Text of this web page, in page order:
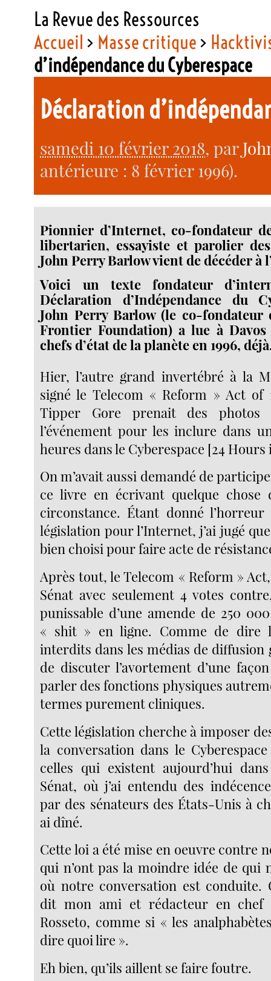
La Revue des Ressources
Accueil > Masse critique>
d’indépendance du Cyberespace
Déclaration
samedi 10 février 2018, par
antérieure : 8 février 1996).
Pionnier d’Internet, co-fondateur
libertarien, essayiste et parolier
John Perry Barlow vient de décéder à
Voici un texte fondateur
Déclaration d’Indépendance du
John Perry Barlow (le co-fondateur
Frontier Foundation) a lue à
chefs d’état de la planète en 1996,
Hier, l’autre grand invertébré à la
signé le Telecom « Reform » Act of
Tipper Gore prenait des photos
l’événement pour les inclure dans
heures dans le Cyberespace [24
On m’avait aussi demandé de
ce livre en écrivant quelque chose
circonstance. Étant donné
législation pour l’Internet, j’ai jugé
bien choisi pour faire acte de
Après tout, le Telecom « Reform »
Sénat avec seulement 4 votes
punissable d’une amende de 250
« shit » en ligne. Comme de dire
interdits dans les médias de diffusion
de discuter l’avortement d’une
parler des fonctions physiques
termes purement cliniques.
Cette législation cherche à imposer
la conversation dans le
celles qui existent aujourd’hui
Sénat, où j’ai entendu des
par des sénateurs des États-Unis à
ai dîné.
Cette loi a été mise en oeuvre contre
qui n’ont pas la moindre idée de qui
où notre conversation est conduite.
dit mon ami et rédacteur en chef
Rosseto, comme si « les
dire quoi lire ».
Eh bien, qu’ils aillent se faire foutre.